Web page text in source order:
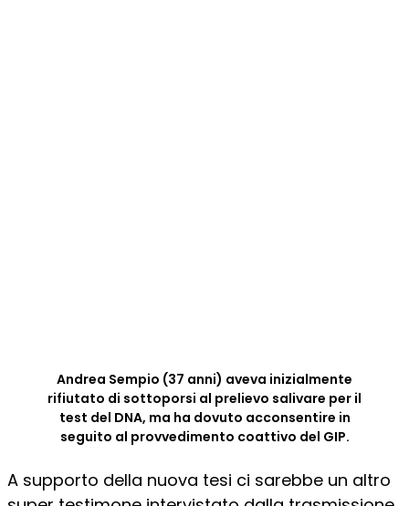
Andrea Sempio (37 anni) aveva inizialmente
rifiutato di sottoporsi al prelievo salivare per il
test del DNA, ma ha dovuto acconsentire in
seguito al provvedimento coattivo del GIP.
A supporto della nuova tesi ci sarebbe un altro